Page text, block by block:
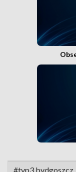
#tvp3 bydgoszcz